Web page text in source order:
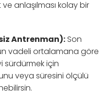
anlaşılması kolay bir
Antrenman): Son
vadeli ortalamana göre
sürdürmek için
veya süresini ölçülü